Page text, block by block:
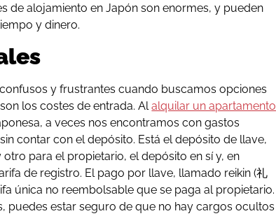
de alojamiento en Japón son enormes, y pueden
y dinero.
y frustrantes cuando buscamos opciones
los costes de entrada. Alalquilar un apartamento
a veces nos encontramos con gastos
contar con el depósito. Está el depósito de llave,
para el propietario, el depósito en sí y, en
de registro. El pago por llave, llamado reikin (礼
única no reembolsable que se paga al propietario.
puedes estar seguro de que no hay cargos ocultos